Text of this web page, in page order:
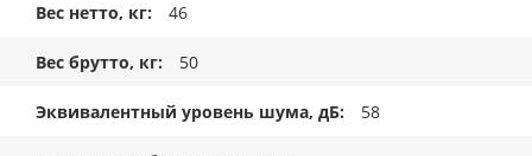
Вес нетто, кг 46
Вес брутто, кг 50
Эквивалентный уровень шума, дБ 58